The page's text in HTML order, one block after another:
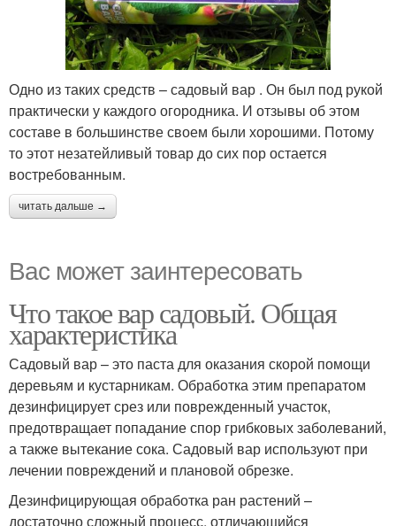
Одно из таких средств – садовый вар . Он был под рукой
практически у каждого огородника. И отзывы об этом
составе в большинстве своем были хорошими. Потому
то этот незатейливый товар до сих пор остается
востребованным.
читать дальше →
Вас может заинтересовать
Что такое вар садовый. Общая
характеристика
Садовый вар – это паста для оказания скорой помощи
деревьям и кустарникам. Обработка этим препаратом
дезинфицирует срез или поврежденный участок,
предотвращает попадание спор грибковых заболеваний,
а также вытекание сока. Садовый вар используют при
лечении повреждений и плановой обрезке.
Дезинфицирующая обработка ран растений –
достаточно сложный процесс, отличающийся